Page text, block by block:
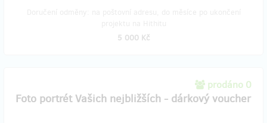
5 000 Kč
prodáno 0
Foto portrét Vašich nejbližších - dárkový voucher